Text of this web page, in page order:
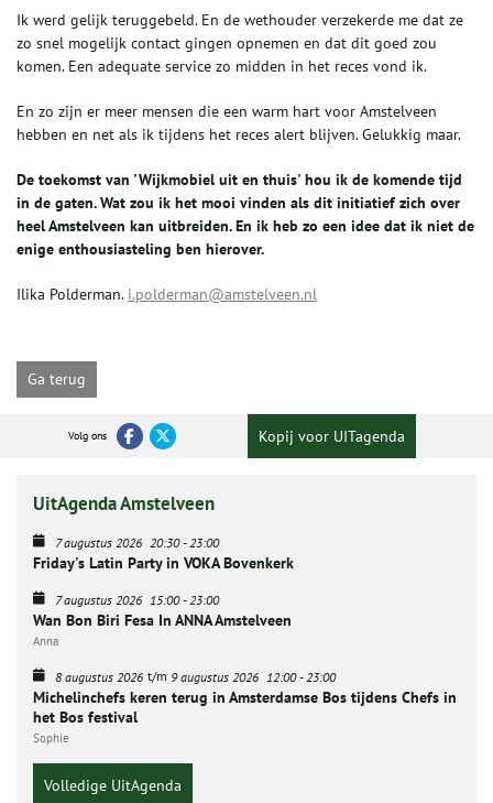
Ik werd gelijk teruggebeld. En de wethouder verzekerde me dat ze
zo snel mogelijk contact gingen opnemen en dat dit goed zou
komen. Een adequate service zo midden in het reces vond ik.
En zo zijn er meer mensen die een warm hart voor Amstelveen
hebben en net als ik tijdens het reces alert blijven. Gelukkig maar.
De toekomst van 'Wijkmobiel uit en thuis' hou ik de komende tijd
in de gaten. Wat zou ik het mooi vinden als dit initiatief zich over
heel Amstelveen kan uitbreiden. En ik heb zo een idee dat ik niet de
enige enthousiasteling ben hierover.
Ilika Polderman. i.polderman@amstelveen.nl
Ga terug
Volg ons Kopij voor UITagenda
UitAgenda Amstelveen
7 augustus 2026 20:30-23:00
Friday's Latin Party in VOKA Bovenkerk
7 augustus 2026 15:00-23:00
Wan Bon Biri Fesa In ANNA Amstelveen
Anna
8 augustus 2026 t/m 9 augustus 2026 12:00-23:00
Michelinchefs keren terug in Amsterdamse Bos tijdens Chefs in
het Bos festival
Sophie
Volledige UitAgenda